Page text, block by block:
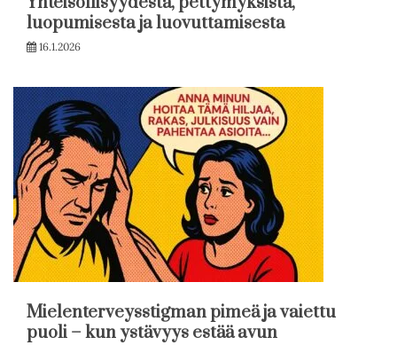
luopumisesta ja luovuttamisesta
16.1.2026
Mielenterveysstigman pimeä ja vaiettu
puoli – kun ystävyys estää avun